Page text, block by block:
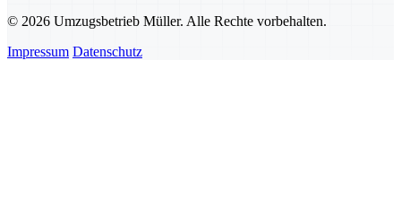
© 2026 Umzugsbetrieb Müller. Alle Rechte vorbehalten.
Impressum Datenschutz